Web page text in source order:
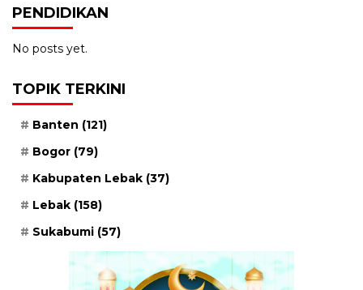
PENDIDIKAN
No posts yet.
TOPIK TERKINI
Banten (121)
Bogor (79)
Kabupaten Lebak (37)
Lebak (158)
Sukabumi (57)